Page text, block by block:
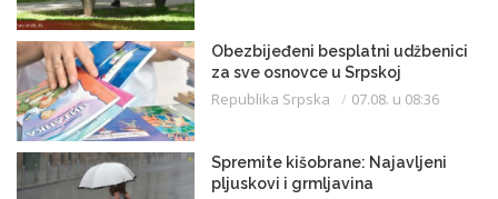
Obezbijeđeni besplatni udžbenici
za sve osnovce u Srpskoj
Republika Srpska 07.08. u 08:36
Spremite kišobrane: Najavljeni
pljuskovi i grmljavina